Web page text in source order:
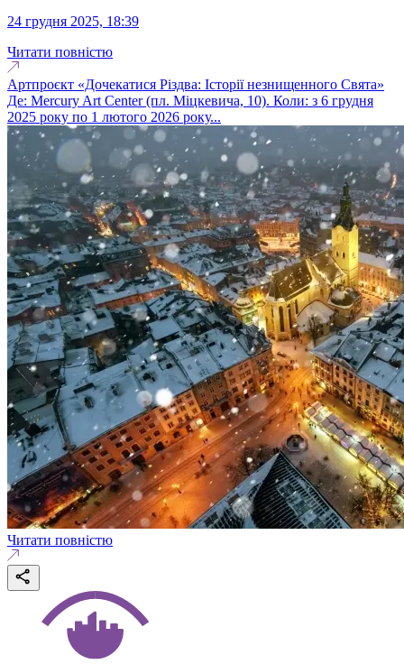
24 грудня 2025, 18:39
Читати повністю
Артпроєкт «Дочекатися Різдва: Історії незнищенного Свята»
Де: Mercury Art Center (пл. Міцкевича, 10). Коли: з 6 грудня
2025 року по 1 лютого 2026 року...
Читати повністю